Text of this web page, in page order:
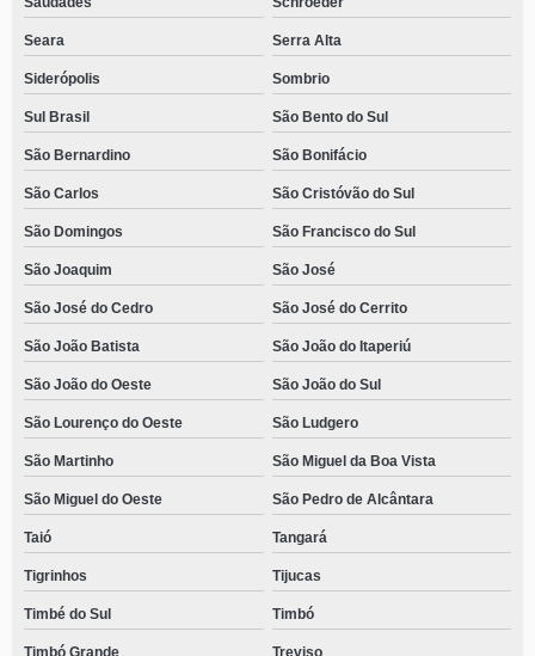
Seara Serra Alta
Siderópolis Sombrio
Sul Brasil São Bento do Sul
São Bernardino São Bonifácio
São Carlos São Cristóvão do Sul
São Domingos São Francisco do Sul
São Joaquim São José
São José do Cedro São José do Cerrito
São João Batista São João do Itaperiú
São João do Oeste São João do Sul
São Lourenço do Oeste São Ludgero
São Martinho São Miguel da Boa Vista
São Miguel do Oeste São Pedro de Alcântara
Taió Tangará
Tigrinhos Tijucas
Timbé do Sul Timbó
Timbó Grande Treviso